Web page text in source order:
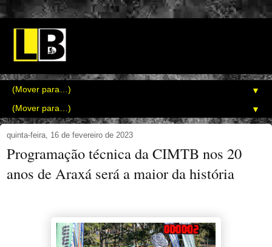
▼
▼
quinta-feira, 16 de fevereiro de 2023
Programação técnica da CIMTB nos 20
anos de Araxá será a maior da história